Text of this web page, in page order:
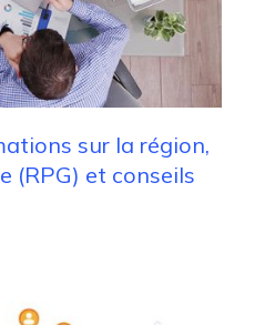
sur la région,
(RPG) et conseils